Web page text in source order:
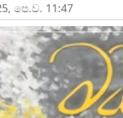
පෙ.ව. 11:47